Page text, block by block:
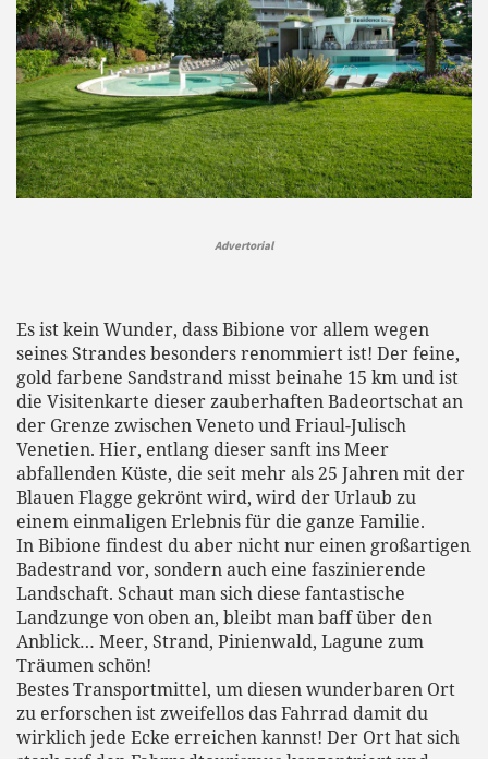
Advertorial
Es ist kein Wunder, dass Bibione vor allem wegen
seines Strandes besonders renommiert ist! Der feine,
gold farbene Sandstrand misst beinahe 15 km und ist
die Visitenkarte dieser zauberhaften Badeortschat an
der Grenze zwischen Veneto und Friaul-Julisch
Venetien. Hier, entlang dieser sanft ins Meer
abfallenden Küste, die seit mehr als 25 Jahren mit der
Blauen Flagge gekrönt wird, wird der Urlaub zu
einem einmaligen Erlebnis für die ganze Familie.
In Bibione findest du aber nicht nur einen großartigen
Badestrand vor, sondern auch eine faszinierende
Landschaft. Schaut man sich diese fantastische
Landzunge von oben an, bleibt man baff über den
Anblick… Meer, Strand, Pinienwald, Lagune zum
Träumen schön!
Bestes Transportmittel, um diesen wunderbaren Ort
zu erforschen ist zweifellos das Fahrrad damit du
wirklich jede Ecke erreichen kannst! Der Ort hat sich